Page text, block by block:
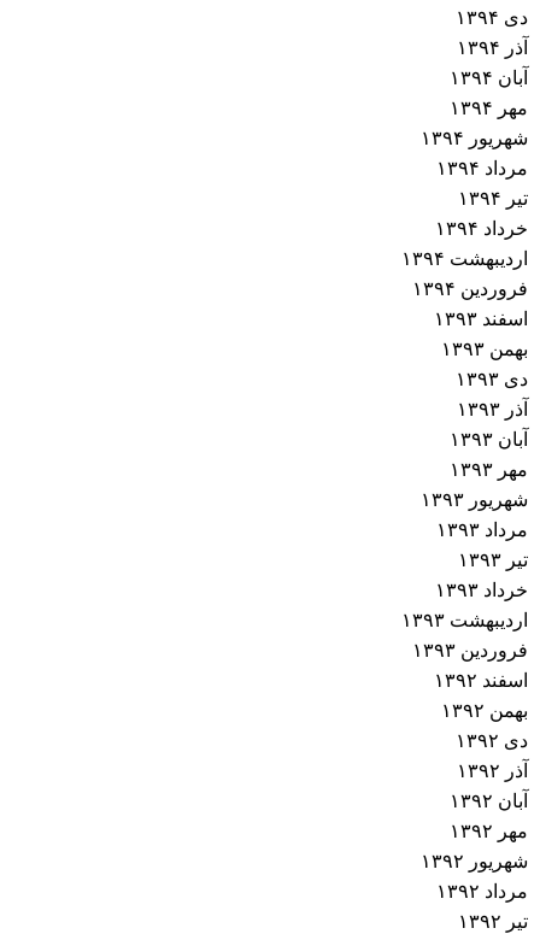
دی ۱۳۹۴
آذر ۱۳۹۴
آبان ۱۳۹۴
مهر ۱۳۹۴
شهریور ۱۳۹۴
مرداد ۱۳۹۴
تیر ۱۳۹۴
خرداد ۱۳۹۴
اردیبهشت ۱۳۹۴
فروردین ۱۳۹۴
اسفند ۱۳۹۳
بهمن ۱۳۹۳
دی ۱۳۹۳
آذر ۱۳۹۳
آبان ۱۳۹۳
مهر ۱۳۹۳
شهریور ۱۳۹۳
مرداد ۱۳۹۳
تیر ۱۳۹۳
خرداد ۱۳۹۳
اردیبهشت ۱۳۹۳
فروردین ۱۳۹۳
اسفند ۱۳۹۲
بهمن ۱۳۹۲
دی ۱۳۹۲
آذر ۱۳۹۲
آبان ۱۳۹۲
مهر ۱۳۹۲
شهریور ۱۳۹۲
مرداد ۱۳۹۲
تیر ۱۳۹۲